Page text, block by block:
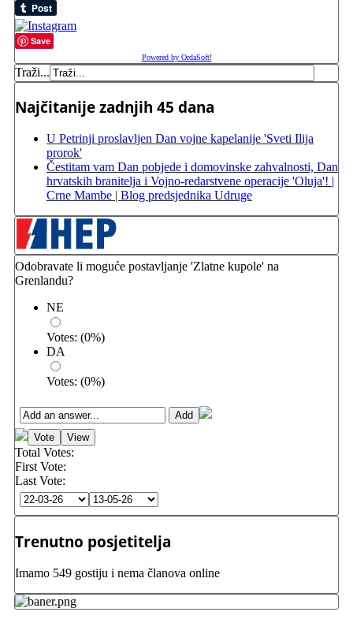
Save
Powered by OrdaSoft!
Traži...
Najčitanije zadnjih 45 dana
U Petrinji proslavljen Dan vojne kapelanije 'Sveti Ilija
prorok'
Čestitam vam Dan pobjede i domovinske zahvalnosti, Dan
hrvatskih branitelja i Vojno-redarstvene operacije 'Oluja'! |
Crne Mambe | Blog predsjednika Udruge
Odobravate li moguće postavljanje 'Zlatne kupole' na
Grenlandu?
NE
Votes: (0%)
DA
Votes: (0%)
Total Votes:
First Vote:
Last Vote:
Trenutno posjetitelja
Imamo 549 gostiju i nema članova online